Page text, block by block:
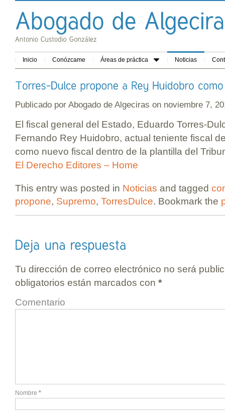
Inicio Conózcame Áreas de práctica Noticias
Publicado por Abogado de Algeciras on noviembre 7,
El fiscal general del Estado, Eduardo Torres-
Fernando Rey Huidobro, actual teniente fiscal
como nuevo fiscal dentro de la plantilla del
El Derecho Editores – Home
This entry was posted in Noticias and tagged
propone, Supremo, TorresDulce. Bookmark the
Tu dirección de correo electrónico no será
obligatorios están marcados con *
Comentario
Nombre *